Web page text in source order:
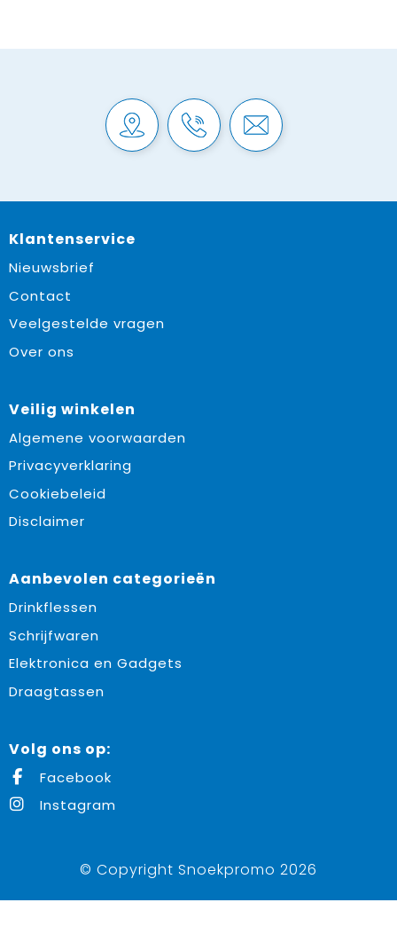
Klantenservice
Nieuwsbrief
Contact
Veelgestelde vragen
Over ons
Veilig winkelen
Algemene voorwaarden
Privacyverklaring
Cookiebeleid
Disclaimer
Aanbevolen categorieën
Drinkflessen
Schrijfwaren
Elektronica en Gadgets
Draagtassen
Volg ons op:
Facebook
Instagram
© Copyright Snoekpromo 2026